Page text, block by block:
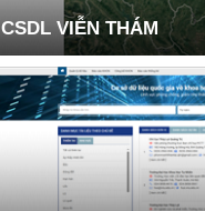
CSDL VIỄN THÁM